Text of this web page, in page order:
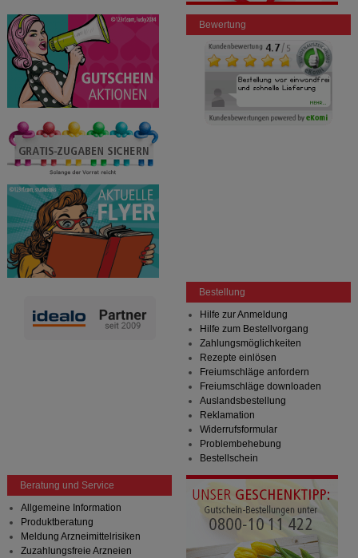
Bewertung
Bestellung
Hilfe zur Anmeldung
Hilfe zum Bestellvorgang
Zahlungsmöglichkeiten
Rezepte einlösen
Freiumschläge anfordern
Freiumschläge downloaden
Auslandsbestellung
Reklamation
Widerrufsformular
Problembehebung
Bestellschein
Beratung und Service
Allgemeine Information
Produktberatung
Meldung Arzneimittelrisiken
Zuzahlungsfreie Arzneien